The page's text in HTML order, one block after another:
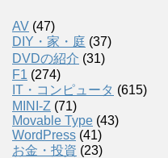
AV (47)
DIY・家・庭 (37)
DVDの紹介 (31)
F1 (274)
IT・コンピュータ (615)
MINI-Z (71)
Movable Type (43)
WordPress (41)
お金・投資 (23)